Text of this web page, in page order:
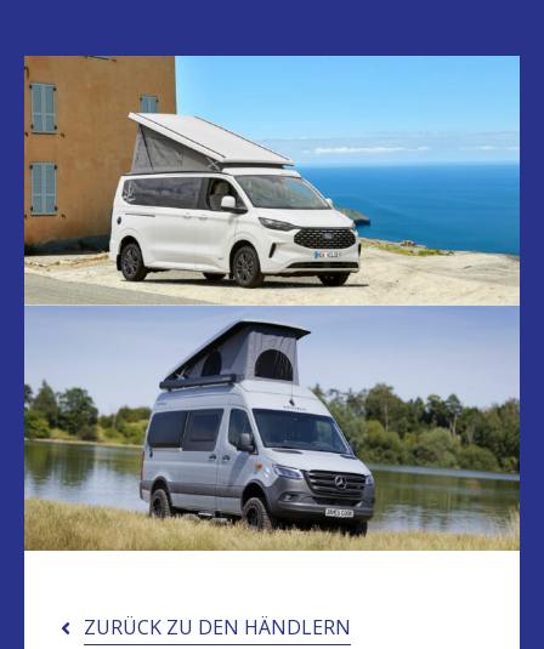
ZURÜCK ZU DEN HÄNDLERN